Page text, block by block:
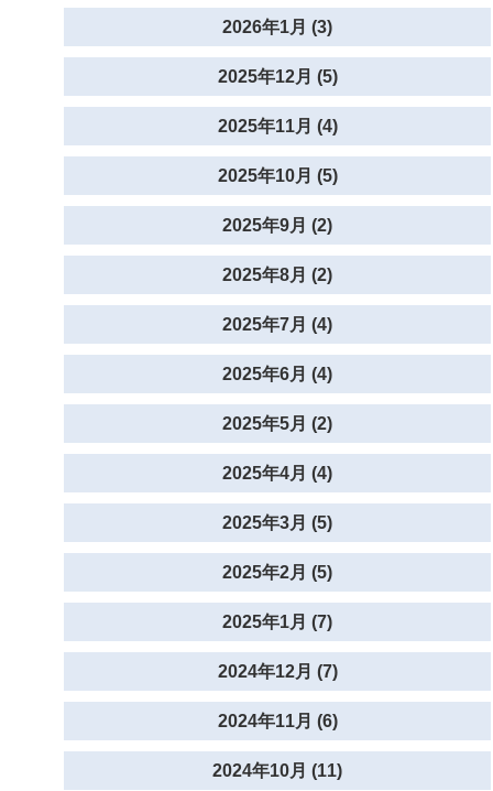
2026年1月 (3)
2025年12月 (5)
2025年11月 (4)
2025年10月 (5)
2025年9月 (2)
2025年8月 (2)
2025年7月 (4)
2025年6月 (4)
2025年5月 (2)
2025年4月 (4)
2025年3月 (5)
2025年2月 (5)
2025年1月 (7)
2024年12月 (7)
2024年11月 (6)
2024年10月 (11)